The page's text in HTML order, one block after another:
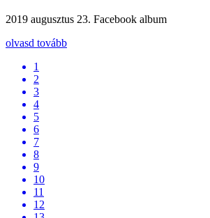
2019 augusztus 23. Facebook album
olvasd tovább
1
2
3
4
5
6
7
8
9
10
11
12